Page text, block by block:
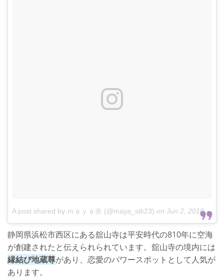
A post shared by ｍａｙａ🌼 (@maya_stk23) on Jun 2, 2018 at 6:17am PDT
静岡県浜松市西区にある舘山寺は平安時代の810年に空海
が創建されたと伝えられられています。舘山寺の境内には
縁結び地蔵尊があり、恋愛のパワースポットとして人気が
あります。